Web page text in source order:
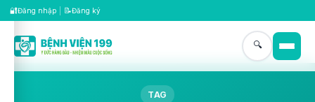
🔐Đăng nhập 📝Đăng ký
🔍
TAG